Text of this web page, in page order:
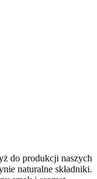
do produkcji naszych
naturalne składniki.